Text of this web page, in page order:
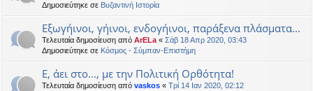
Δημοσιεύτηκε σε Βυζαντινή Ιστορία
Εξωγήινοι, γήινοι, ενδογήινοι, παράξενα πλάσματα...
Τελευταία δημοσίευση από ArELa « Σάβ 18 Απρ 2020, 03:43
Δημοσιεύτηκε σε Κόσμος - Σύμπαν-Επιστήμη
Ε, άει στο..., με την Πολιτική Ορθότητα!
Τελευταία δημοσίευση από vaskos « Τρί 14 Ιαν 2020, 02:12